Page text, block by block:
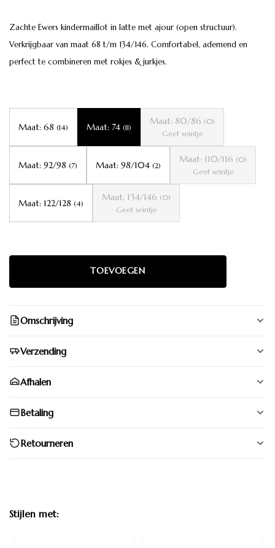
Zachte Ewers kindermaillot in latte met ajour (open structuur).
Verkrijgbaar van maat 68 t/m 134/146. Comfortabel, ademend en
perfect te combineren met rokjes & jurkjes.
Maat: 68 (14) Maat: 74 (11)
Maat: 80/86 (0)
Geef seintje
Maat: 92/98 (7) Maat: 98/104 (2)
Maat: 110/116 (0)
Geef seintje
Maat: 122/128 (4)
Maat: 134/146 (0)
Geef seintje
Omschrijving
Verzending
Afhalen
Betaling
Retourneren
Stijlen met: